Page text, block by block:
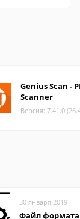
Genius Scan -
Scanner
Версия: 7.41.0
30 января 2019
Файл формата